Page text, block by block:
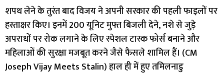
शपथ लेने के तुरंत बाद विजय ने अपनी सरकार की पहली फाइलों पर
हस्ताक्षर किए। इनमें 200 यूनिट मुफ्त बिजली देने, नशे से जुड़े
अपराधों पर रोक लगाने के लिए स्पेशल टास्क फोर्स बनाने और
महिलाओं की सुरक्षा मजबूत करने जैसे फैसले शामिल हैं। (CM
Joseph Vijay Meets Stalin) हाल ही में हुए तमिलनाडु